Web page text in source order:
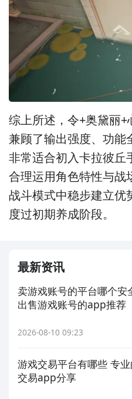
综上所述，令+奥黛丽
兼顾了输出强度、功能
非常适合初入卡拉彼丘
合理运用角色特性与战
战斗模式中稳步建立优
度过初期养成阶段。
最新资讯
卖游戏账号的平台哪个安
出售游戏账号的app推荐
2026-08-10 09:23
游戏交易平台有哪些 专
交易app分享